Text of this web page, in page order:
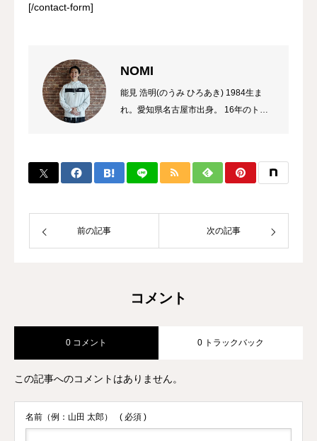
[/contact-form]
NOMI
能見 浩明(のうみ ひろあき) 1984生ま
れ。愛知県名古屋市出身。 16年のトレ
のプロ選手の試合経験などから初心者か
ら選手まで、高い指導力に定評があり、
キックボクシング界初のコンサルタント
として、ジム運営やトレーナー育成にも
前の記事 次の記事
コメント
0 コメント 0 トラックバック
この記事へのコメントはありません。
名前（例：山田 太郎） ( 必須 )